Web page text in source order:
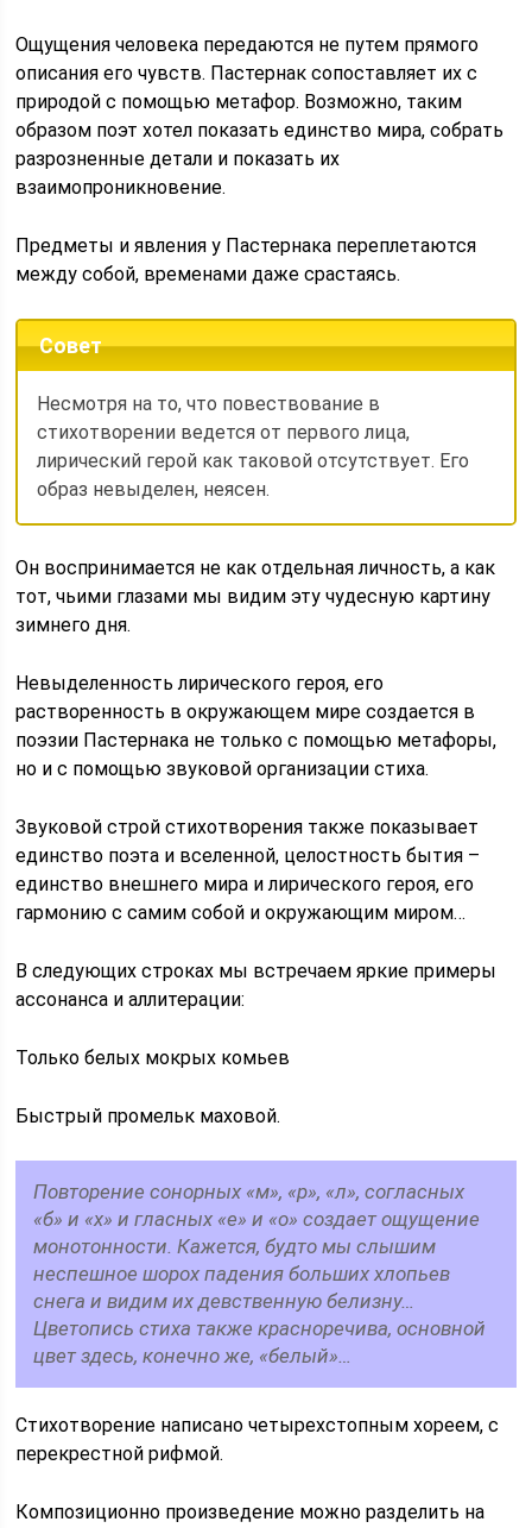
Ощущения человека передаются не путем прямого
описания его чувств. Пастернак сопоставляет их с
природой с помощью метафор. Возможно, таким
образом поэт хотел показать единство мира, собрать
разрозненные детали и показать их
взаимопроникновение.
Предметы и явления у Пастернака переплетаются
между собой, временами даже срастаясь.
Совет
Несмотря на то, что повествование в
стихотворении ведется от первого лица,
лирический герой как таковой отсутствует. Его
образ невыделен, неясен.
Он воспринимается не как отдельная личность, а как
тот, чьими глазами мы видим эту чудесную картину
зимнего дня.
Невыделенность лирического героя, его
растворенность в окружающем мире создается в
поэзии Пастернака не только с помощью метафоры,
но и с помощью звуковой организации стиха.
Звуковой строй стихотворения также показывает
единство поэта и вселенной, целостность бытия –
единство внешнего мира и лирического героя, его
гармонию с самим собой и окружающим миром…
В следующих строках мы встречаем яркие примеры
ассонанса и аллитерации:
Только белых мокрых комьев
Быстрый промельк маховой.
Повторение сонорных «м», «р», «л», согласных
«б» и «х» и гласных «е» и «о» создает ощущение
монотонности. Кажется, будто мы слышим
неспешное шорох падения больших хлопьев
снега и видим их девственную белизну…
Цветопись стиха также красноречива, основной
цвет здесь, конечно же, «белый»…
Стихотворение написано четырехстопным хореем, с
перекрестной рифмой.
Композиционно произведение можно разделить на